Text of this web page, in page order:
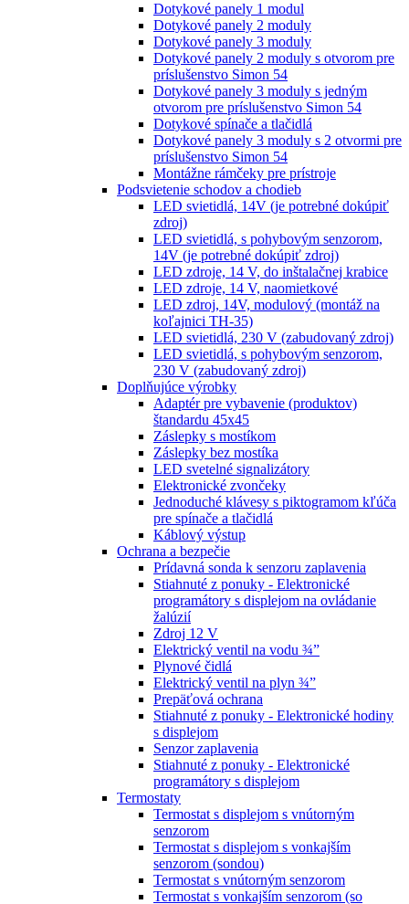
Dotykové panely 1 modul
Dotykové panely 2 moduly
Dotykové panely 3 moduly
Dotykové panely 2 moduly s otvorom pre
príslušenstvo Simon 54
Dotykové panely 3 moduly s jedným
otvorom pre príslušenstvo Simon 54
Dotykové spínače a tlačidlá
Dotykové panely 3 moduly s 2 otvormi pre
príslušenstvo Simon 54
Montážne rámčeky pre prístroje
Podsvietenie schodov a chodieb
LED svietidlá, 14V (je potrebné dokúpiť
zdroj)
LED svietidlá, s pohybovým senzorom,
14V (je potrebné dokúpiť zdroj)
LED zdroje, 14 V, do inštalačnej krabice
LED zdroje, 14 V, naomietkové
LED zdroj, 14V, modulový (montáž na
koľajnici TH-35)
LED svietidlá, 230 V (zabudovaný zdroj)
LED svietidlá, s pohybovým senzorom,
230 V (zabudovaný zdroj)
Doplňujúce výrobky
Adaptér pre vybavenie (produktov)
štandardu 45x45
Záslepky s mostíkom
Záslepky bez mostíka
LED svetelné signalizátory
Elektronické zvončeky
Jednoduché klávesy s piktogramom kľúča
pre spínače a tlačidlá
Káblový výstup
Ochrana a bezpečie
Prídavná sonda k senzoru zaplavenia
Stiahnuté z ponuky - Elektronické
programátory s displejom na ovládanie
žalúzií
Zdroj 12 V
Elektrický ventil na vodu ¾”
Plynové čidlá
Elektrický ventil na plyn ¾”
Prepäťová ochrana
Stiahnuté z ponuky - Elektronické hodiny
s displejom
Senzor zaplavenia
Stiahnuté z ponuky - Elektronické
programátory s displejom
Termostaty
Termostat s displejom s vnútorným
senzorom
Termostat s displejom s vonkajším
senzorom (sondou)
Termostat s vnútorným senzorom
Termostat s vonkajším senzorom (so